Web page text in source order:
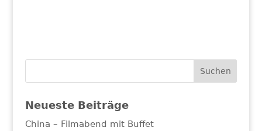
Neueste Beiträge
China – Filmabend mit Buffet